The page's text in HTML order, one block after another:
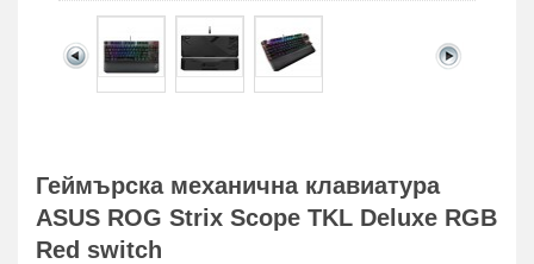
Геймърска механична клавиатура
ASUS ROG Strix Scope TKL Deluxe RGB
Red switch